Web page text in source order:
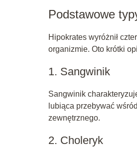
Podstawowe
Hipokrates wyróżnił
organizmie. Oto krótki
1. Sangwinik
Sangwinik
lubiąca przebywać
zewnętrznego.
2. Choleryk